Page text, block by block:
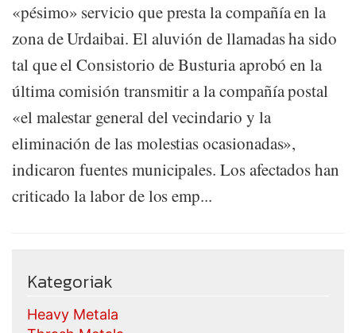
«pésimo» servicio que presta la compañía en la
zona de Urdaibai. El aluvión de llamadas ha sido
tal que el Consistorio de Busturia aprobó en la
última comisión transmitir a la compañía postal
«el malestar general del vecindario y la
eliminación de las molestias ocasionadas»,
indicaron fuentes municipales. Los afectados han
criticado la labor de los emp...
Kategoriak
Heavy Metala